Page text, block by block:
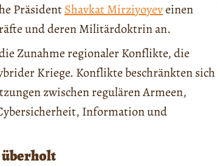
PräsidentShavkat Mirziyoyeveinen
und deren Militärdoktrin an.
Zunahme regionaler Konflikte, die
Kriege. Konflikte beschränkten sich
zwischen regulären Armeen,
Information und
überholt